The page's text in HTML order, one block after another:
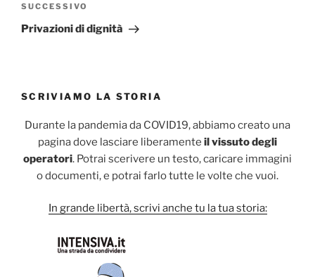
Articolo
successivo
SUCCESSIVO
Privazioni di dignità
SCRIVIAMO LA STORIA
Durante la pandemia da COVID19, abbiamo creato una
pagina dove lasciare liberamente il vissuto degli
operatori. Potrai scerivere un testo, caricare immagini
o documenti, e potrai farlo tutte le volte che vuoi.
In grande libertà, scrivi anche tu la tua storia: